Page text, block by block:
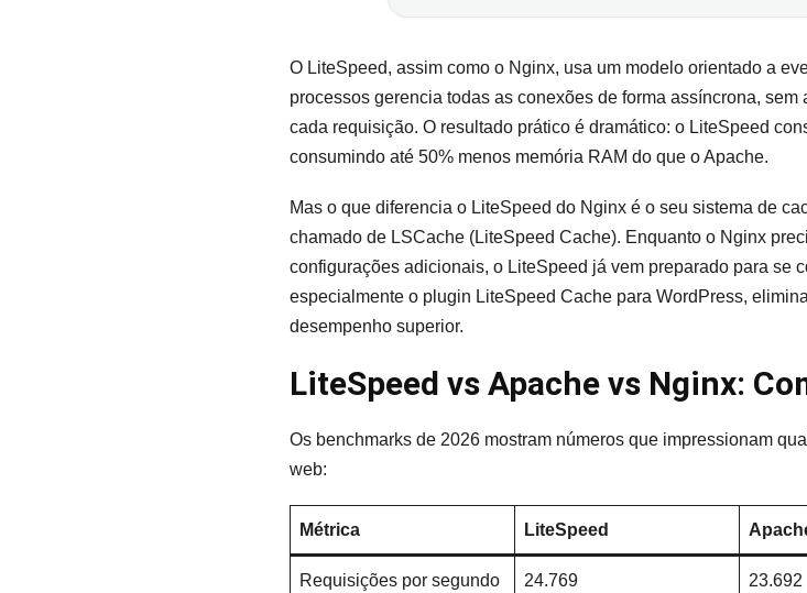
O LiteSpeed, assim como o Nginx, usa um modelo orientado a
processos gerencia todas as conexões de forma assíncrona,
cada requisição. O resultado prático é dramático: o LiteSpeed
consumindo até 50% menos memória RAM do que o Apache.
Mas o que diferencia o LiteSpeed do Nginx é o seu sistema de
chamado de LSCache (LiteSpeed Cache). Enquanto o Nginx
configurações adicionais, o LiteSpeed já vem preparado para se
especialmente o plugin LiteSpeed Cache para WordPress,
desempenho superior.
LiteSpeed vs Apache vs Nginx:
Os benchmarks de 2026 mostram números que impressionam
web:
Métrica LiteSpeed
Requisições por segundo 24.769 23.692